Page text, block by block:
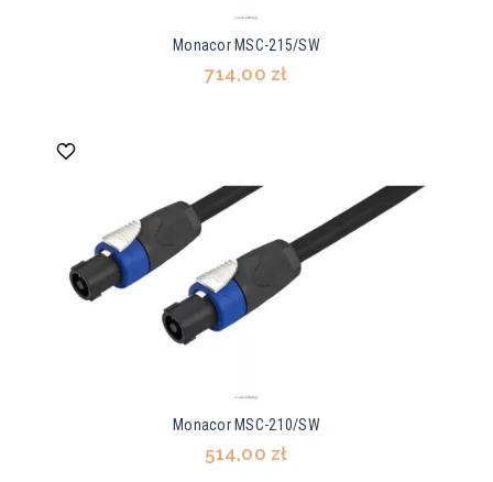
Monacor MSC-215/SW
714,00 zł
Monacor MSC-210/SW
514,00 zł